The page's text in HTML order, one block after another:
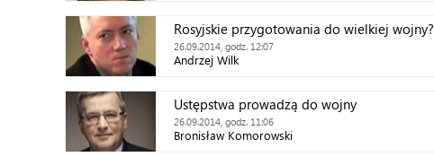
Rosyjskie przygotowania do wielkiej wojny?
26.09.2014, godz. 12:07
Andrzej Wilk
Ustępstwa prowadzą do wojny
26.09.2014, godz. 11:06
Bronisław Komorowski